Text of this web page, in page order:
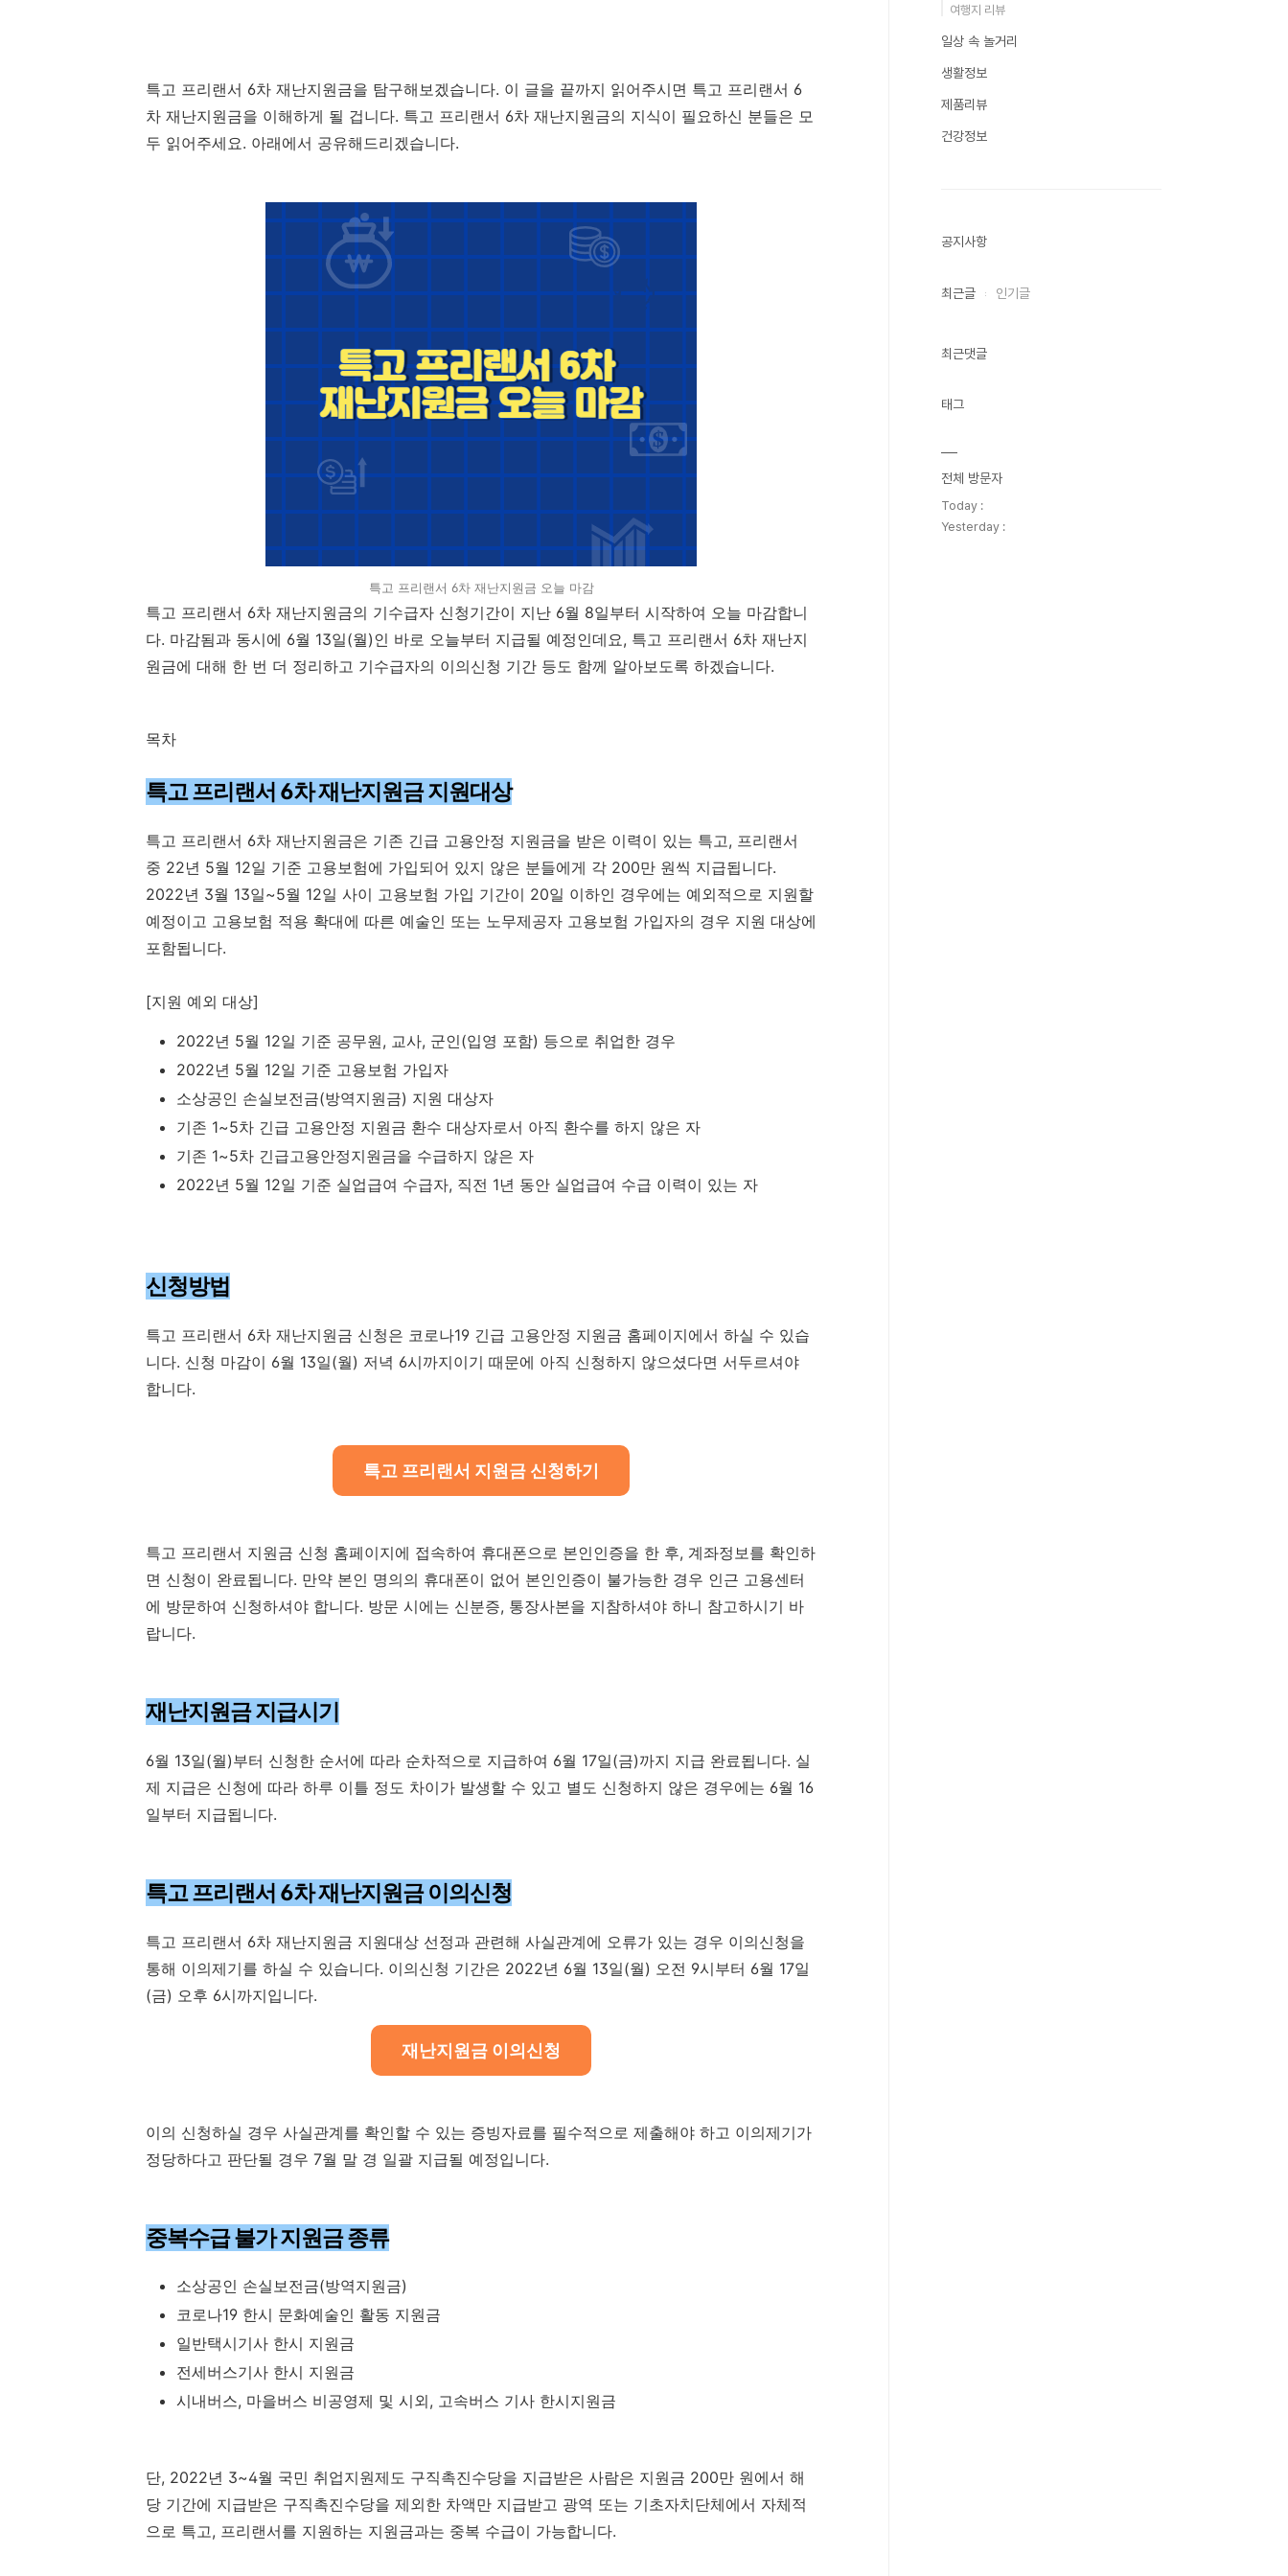
특고 프리랜서 6차 재난지원금을 탐구해보겠습니다. 이 글을 끝까지 읽어주시면 특고 프리랜서 6
차 재난지원금을 이해하게 될 겁니다. 특고 프리랜서 6차 재난지원금의 지식이 필요하신 분들은 모
두 읽어주세요. 아래에서 공유해드리겠습니다.
특고 프리랜서 6차 재난지원금 오늘 마감
특고 프리랜서 6차 재난지원금의 기수급자 신청기간이 지난 6월 8일부터 시작하여 오늘 마감합니
다. 마감됨과 동시에 6월 13일(월)인 바로 오늘부터 지급될 예정인데요, 특고 프리랜서 6차 재난지
원금에 대해 한 번 더 정리하고 기수급자의 이의신청 기간 등도 함께 알아보도록 하겠습니다.
목차
특고 프리랜서 6차 재난지원금 지원대상
특고 프리랜서 6차 재난지원금은 기존 긴급 고용안정 지원금을 받은 이력이 있는 특고, 프리랜서
중 22년 5월 12일 기준 고용보험에 가입되어 있지 않은 분들에게 각 200만 원씩 지급됩니다.
2022년 3월 13일~5월 12일 사이 고용보험 가입 기간이 20일 이하인 경우에는 예외적으로 지원할
예정이고 고용보험 적용 확대에 따른 예술인 또는 노무제공자 고용보험 가입자의 경우 지원 대상에
포함됩니다.
[지원 예외 대상]
2022년 5월 12일 기준 공무원, 교사, 군인(입영 포함) 등으로 취업한 경우
2022년 5월 12일 기준 고용보험 가입자
소상공인 손실보전금(방역지원금) 지원 대상자
기존 1~5차 긴급 고용안정 지원금 환수 대상자로서 아직 환수를 하지 않은 자
기존 1~5차 긴급고용안정지원금을 수급하지 않은 자
2022년 5월 12일 기준 실업급여 수급자, 직전 1년 동안 실업급여 수급 이력이 있는 자
신청방법
특고 프리랜서 6차 재난지원금 신청은 코로나19 긴급 고용안정 지원금 홈페이지에서 하실 수 있습
니다. 신청 마감이 6월 13일(월) 저녁 6시까지이기 때문에 아직 신청하지 않으셨다면 서두르셔야
합니다.
특고 프리랜서 지원금 신청하기
특고 프리랜서 지원금 신청 홈페이지에 접속하여 휴대폰으로 본인인증을 한 후, 계좌정보를 확인하
면 신청이 완료됩니다. 만약 본인 명의의 휴대폰이 없어 본인인증이 불가능한 경우 인근 고용센터
에 방문하여 신청하셔야 합니다. 방문 시에는 신분증, 통장사본을 지참하셔야 하니 참고하시기 바
랍니다.
재난지원금 지급시기
6월 13일(월)부터 신청한 순서에 따라 순차적으로 지급하여 6월 17일(금)까지 지급 완료됩니다. 실
제 지급은 신청에 따라 하루 이틀 정도 차이가 발생할 수 있고 별도 신청하지 않은 경우에는 6월 16
일부터 지급됩니다.
특고 프리랜서 6차 재난지원금 이의신청
특고 프리랜서 6차 재난지원금 지원대상 선정과 관련해 사실관계에 오류가 있는 경우 이의신청을
통해 이의제기를 하실 수 있습니다. 이의신청 기간은 2022년 6월 13일(월) 오전 9시부터 6월 17일
(금) 오후 6시까지입니다.
재난지원금 이의신청
이의 신청하실 경우 사실관계를 확인할 수 있는 증빙자료를 필수적으로 제출해야 하고 이의제기가
정당하다고 판단될 경우 7월 말 경 일괄 지급될 예정입니다.
중복수급 불가 지원금 종류
소상공인 손실보전금(방역지원금)
코로나19 한시 문화예술인 활동 지원금
일반택시기사 한시 지원금
전세버스기사 한시 지원금
시내버스, 마을버스 비공영제 및 시외, 고속버스 기사 한시지원금
단, 2022년 3~4월 국민 취업지원제도 구직촉진수당을 지급받은 사람은 지원금 200만 원에서 해
당 기간에 지급받은 구직촉진수당을 제외한 차액만 지급받고 광역 또는 기초자치단체에서 자체적
으로 특고, 프리랜서를 지원하는 지원금과는 중복 수급이 가능합니다.
여행지 리뷰
일상 속 놀거리
생활정보
제품리뷰
건강정보
공지사항
최근글 인기글
최근댓글
태그
전체 방문자
Today :
Yesterday :